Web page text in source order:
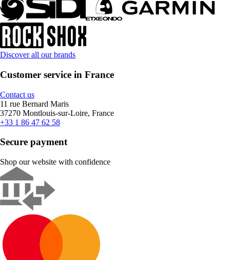
Discover all our brands
Customer service in France
Contact us
11 rue Bernard Maris
37270 Montlouis-sur-Loire, France
+33 1 86 47 62 58
Secure payment
Shop our website with confidence